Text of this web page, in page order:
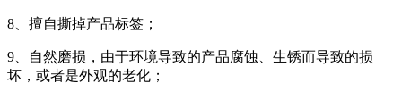
8、擅自撕掉产品标签；
9、自然磨损，由于环境导致的产品腐蚀、生锈而导致的损
坏，或者是外观的老化；